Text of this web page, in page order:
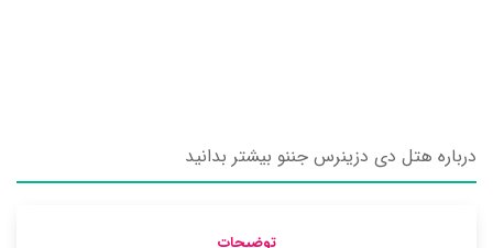
درباره هتل دی دزینرس جننو بیشتر بدانید
توضیحات